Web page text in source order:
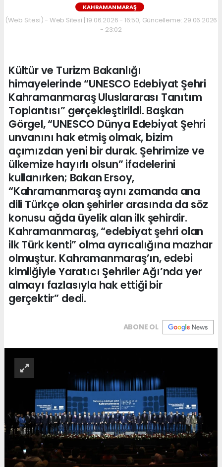
KAHRAMANMARAŞ
(Web Sitesi) - Web Sitesi | 19.06.2026 - 16:50, Güncelleme: 29.06.2026
- 23:02
Kültür ve Turizm Bakanlığı
himayelerinde “UNESCO Edebiyat Şehri
Kahramanmaraş Uluslararası Tanıtım
Toplantısı” gerçekleştirildi. Başkan
Görgel, “UNESCO Dünya Edebiyat Şehri
unvanını hak etmiş olmak, bizim
açımızdan yeni bir durak. Şehrimize ve
ülkemize hayırlı olsun” ifadelerini
kullanırken; Bakan Ersoy,
“Kahramanmaraş aynı zamanda ana
dili Türkçe olan şehirler arasında da söz
konusu ağda üyelik alan ilk şehirdir.
Kahramanmaraş, “edebiyat şehri olan
ilk Türk kenti” olma ayrıcalığına mazhar
olmuştur. Kahramanmaraş’ın, edebi
kimliğiyle Yaratıcı Şehriler Ağı’nda yer
almayı fazlasıyla hak ettiği bir
gerçektir” dedi.
ABONE OL